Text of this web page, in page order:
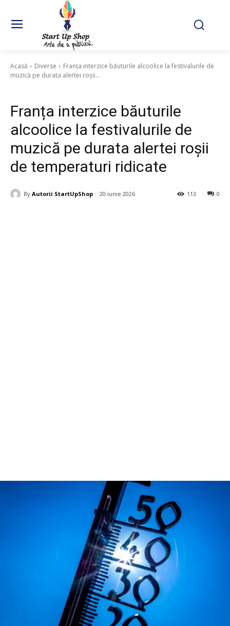
Acasă Diverse
Franța interzice băuturile alcoolice la festivalurile de
muzică pe durata alertei roșii...
Franța interzice băuturile
alcoolice la festivalurile de
muzică pe durata alertei roșii
de temperaturi ridicate
By Autorii StartUpShop 20 iunie 2026 0
113